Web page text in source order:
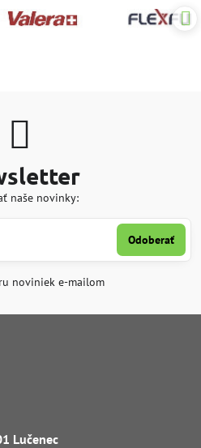
naše novinky:
Odoberať
noviniek e-mailom
Lučenec